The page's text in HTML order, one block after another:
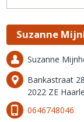
Suzanne
Suzanne
Bankastraat 28
2022 ZE
0646748046